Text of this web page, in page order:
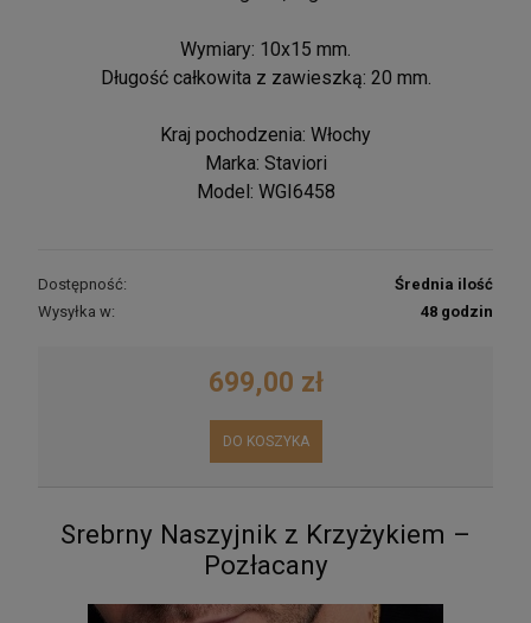
Wymiary: 10x15 mm.
Długość całkowita z zawieszką: 20 mm.
Kraj pochodzenia: Włochy
Marka: Staviori
Model: WGI6458
Dostępność:
Średnia ilość
Wysyłka w:
48 godzin
699,00 zł
DO KOSZYKA
Srebrny Naszyjnik z Krzyżykiem –
Pozłacany